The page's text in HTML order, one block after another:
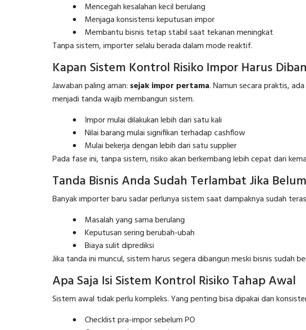
Mencegah kesalahan kecil berulang
Menjaga konsistensi keputusan impor
Membantu bisnis tetap stabil saat tekanan meningkat
Tanpa sistem, importer selalu berada dalam mode reaktif.
Kapan Sistem Kontrol Risiko Impor Harus
Jawaban paling aman: sejak impor pertama. Namun secara praktis,
menjadi tanda wajib membangun sistem.
Impor mulai dilakukan lebih dari satu kali
Nilai barang mulai signifikan terhadap cashflow
Mulai bekerja dengan lebih dari satu supplier
Pada fase ini, tanpa sistem, risiko akan berkembang lebih cepat dari
Tanda Bisnis Anda Sudah Terlambat Jika
Banyak importer baru sadar perlunya sistem saat dampaknya sudah
Masalah yang sama berulang
Keputusan sering berubah-ubah
Biaya sulit diprediksi
Jika tanda ini muncul, sistem harus segera dibangun meski bisnis sudah
Apa Saja Isi Sistem Kontrol Risiko Tahap Awal
Sistem awal tidak perlu kompleks. Yang penting bisa dipakai dan
Checklist pra-impor sebelum PO